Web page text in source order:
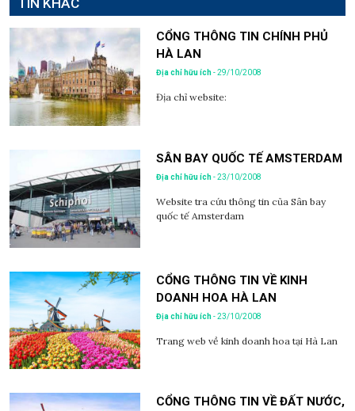
TIN KHÁC
CỔNG THÔNG TIN CHÍNH PHỦ
HÀ LAN
Địa chỉ hữu ích- 29/10/2008
Địa chỉ website:
SÂN BAY QUỐC TẾ AMSTERDAM
Địa chỉ hữu ích- 23/10/2008
Website tra cứu thông tin của Sân bay
quốc tế Amsterdam
CỔNG THÔNG TIN VỀ KINH
DOANH HOA HÀ LAN
Địa chỉ hữu ích- 23/10/2008
Trang web về kinh doanh hoa tại Hà Lan
CỔNG THÔNG TIN VỀ ĐẤT NƯỚC,